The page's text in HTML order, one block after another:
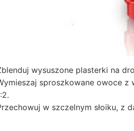
wysuszone plasterki na
sproszkowane owoce
w szczelnym słoiku, z